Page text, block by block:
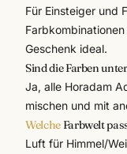
Für Einsteiger und
Geschenk ideal.
Sind die Farben
Ja, alle Horadam
mischen und mit
WelcheFarbwelt
Luft für Himmel/